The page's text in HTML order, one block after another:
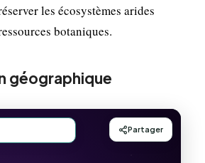
les écosystèmes arides
botaniques.
géographique